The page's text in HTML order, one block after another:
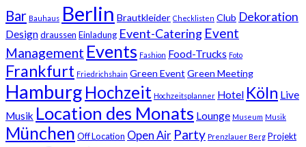
Bar Bauhaus Berlin Brautkleider Checklisten Club Dekoration
Designdraussen Einladung Event-Catering Event
Management Events Fashion Food-Trucks Foto
Frankfurt Friedrichshain Green EventGreen Meeting
Hamburg Hochzeit Hochzeitsplanner Hotel Köln Live
Musik Location des Monats Lounge Museum Musik
München Off Location Open Air Party Prenzlauer Berg Projekt